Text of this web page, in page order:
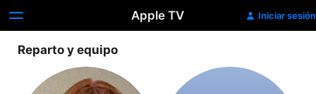
Apple TV Iniciar sesión
Reparto y equipo